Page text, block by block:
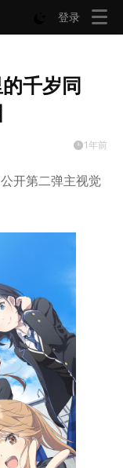
登录
千岁同
1年前
开第二弹主视觉